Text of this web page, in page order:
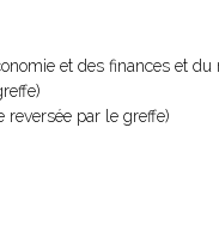
et des finances et
reversée par le greffe)